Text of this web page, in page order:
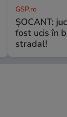
GSP.ro
ȘOCANT:
fost ucis în
stradal!